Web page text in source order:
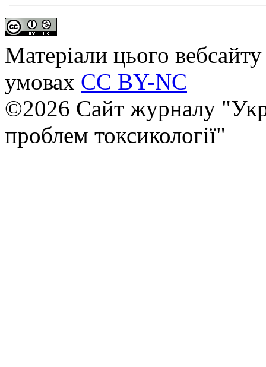
Матеріали цього
умовах CC BY-NC
©2026 Сайт журналу
проблем токсикології"